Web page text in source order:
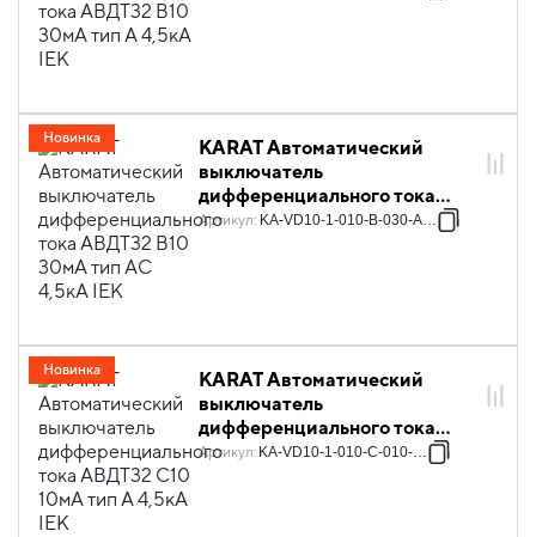
KARAT Автоматический
выключатель
дифференциального тока
АВДТ32 B10 30мА тип AC
Артикул: KA-VD10-1-010-B-030-AC-1
Новинка
KARAT Автоматический
выключатель
дифференциального тока
АВДТ32 C10 10мА тип A 4,5кА
Артикул: KA-VD10-1-010-C-010-A-1
Новинка